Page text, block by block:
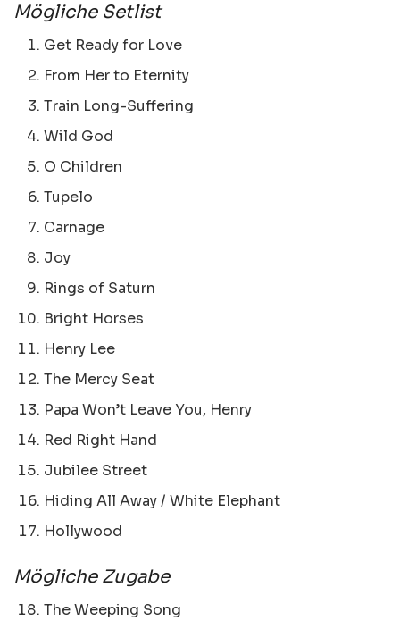
Mögliche Setlist
Get Ready for Love
From Her to Eternity
Train Long-Suffering
Wild God
O Children
Tupelo
Carnage
Joy
Rings of Saturn
Bright Horses
Henry Lee
The Mercy Seat
Papa Won’t Leave You, Henry
Red Right Hand
Jubilee Street
Hiding All Away / White Elephant
Hollywood
Mögliche Zugabe
The Weeping Song